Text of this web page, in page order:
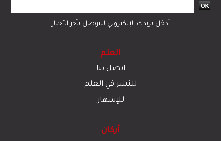
أدخل بريدك الإلكتروني للتوصل بآخر الأخبار
العلم
اتصل بنا
للنشر في العلم
للإشهار
أركان